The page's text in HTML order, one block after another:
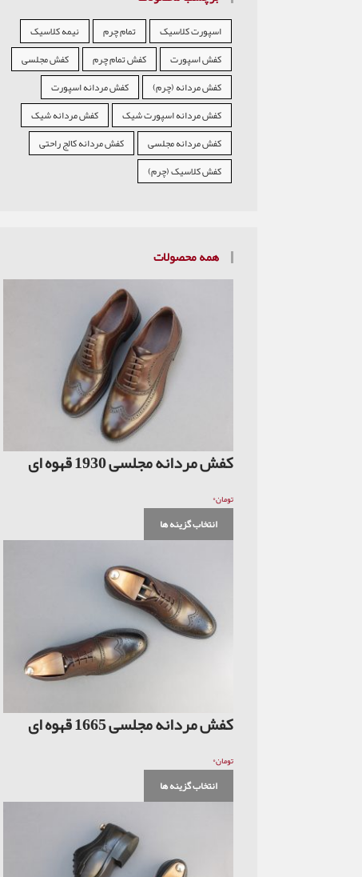
اسپورت کلاسیک تمام چرم
نیمه کلاسیک
کفش اسپورت
کفش تمام چرم
کفش مجلسی
کفش مردانه (چرم)
کفش مردانه اسپورت
کفش مردانه اسپورت شیک
کفش مردانه شیک
کفش مردانه مجلسی
کفش مردانه کالج راحتی
کفش کلاسیک (چرم)
همه محصولات
کفش مردانه مجلسی 1930 قهوه ای
تومان۰
انتخاب گزینه ها
کفش مردانه مجلسی 1665 قهوه ای
تومان۰
انتخاب گزینه ها